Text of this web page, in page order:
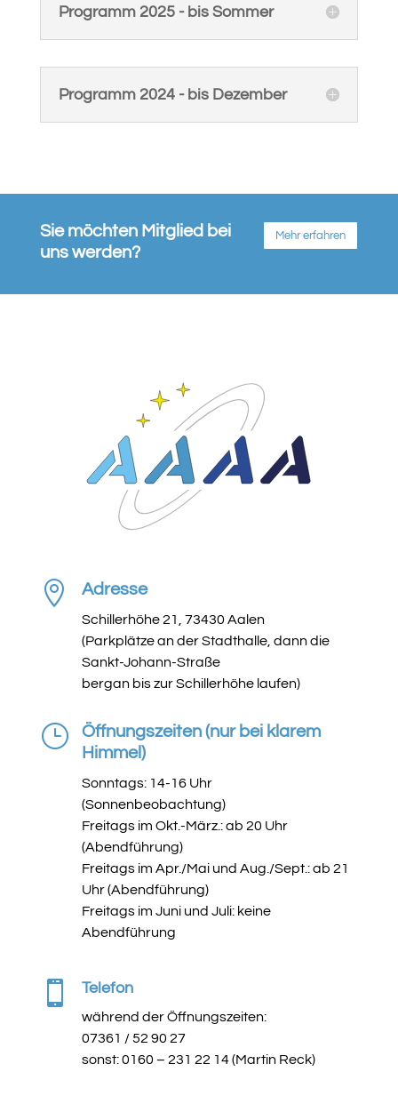
Programm 2025 - bis Sommer
Programm 2024 - bis Dezember
Sie möchten Mitglied bei
uns werden?
Mehr erfahren
 Adresse
Schillerhöhe 21, 73430 Aalen
(Parkplätze an der Stadthalle, dann die
Sankt-Johann-Straße
bergan bis zur Schillerhöhe laufen)
}
Öffnungszeiten (nur bei klarem
Himmel)
Sonntags: 14-16 Uhr
(Sonnenbeobachtung)
Freitags im Okt.-März.: ab 20 Uhr
(Abendführung)
Freitags im Apr./Mai und Aug./Sept.: ab 21
Uhr (Abendführung)
Freitags im Juni und Juli: keine
Abendführung
 Telefon
während der Öffnungszeiten:
07361 / 52 90 27
sonst: 0160 – 231 22 14 (Martin Reck)